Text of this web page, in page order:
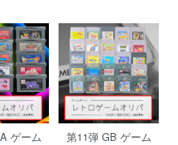
ゲーム
第11弾 GB ゲーム